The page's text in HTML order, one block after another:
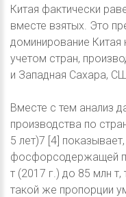
Китая фактически
вместе взятых. Это
доминирование
учетом стран,
и Западная Сахара,
Вместе с тем анализ
производства по
5 лет)7 [4]
фосфорсодержащей
т (2017 г.) до 85 млн
такой же пропорции